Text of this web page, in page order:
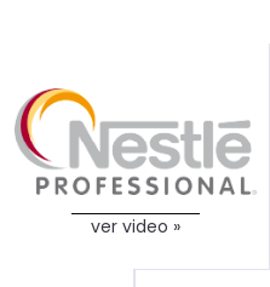
ver video »